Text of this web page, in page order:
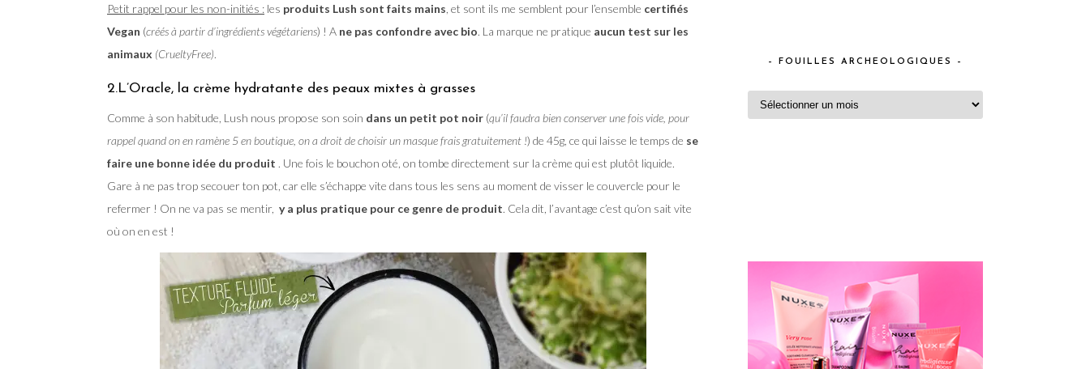
Petit rappel pour les non-initiés : les produits Lush sont faits mains , et sont ils me semblent pour l’ensemble certifiés
Vegan (créés à partir d’ingrédients végétariens) ! A ne pas confondre avec bio. La marque ne pratique aucun test sur les
animaux (CrueltyFree).
2.L’Oracle, la crème hydratante des peaux mixtes à grasses
Comme à son habitude, Lush nous propose son soin dans un petit pot noir (qu’il faudra bien conserver une fois vide, pour
rappel quand on en ramène 5 en boutique, on a droit de choisir un masque frais gratuitement !) de 45g, ce qui laisse le temps de se
faire une bonne idée du produit . Une fois le bouchon oté, on tombe directement sur la crème qui est plutôt liquide.
Gare à ne pas trop secouer ton pot, car elle s’échappe vite dans tous les sens au moment de visser le couvercle pour le
refermer ! On ne va pas se mentir, y a plus pratique pour ce genre de produit. Cela dit, l’avantage c’est qu’on sait vite
où on en est !
– FOUILLES ARCHEOLOGIQUES –